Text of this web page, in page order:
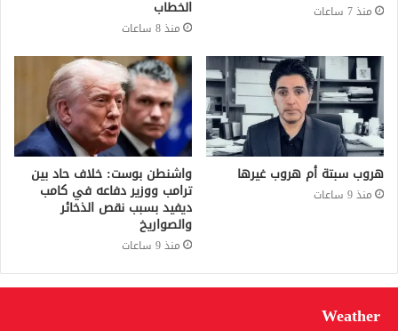
منذ 7 ساعات الخطاب
منذ 8 ساعات
هروب سبتة أم هروب غيرها
منذ 9 ساعات
واشنطن بوست: خلاف حاد بين
ترامب ووزير دفاعه في كامب
ديفيد بسبب نقص الذخائر
والصواريخ
منذ 9 ساعات
Weather